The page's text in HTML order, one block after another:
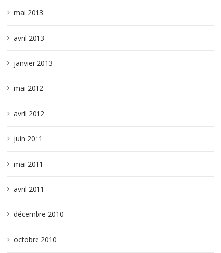
mai 2013
avril 2013
janvier 2013
mai 2012
avril 2012
juin 2011
mai 2011
avril 2011
décembre 2010
octobre 2010